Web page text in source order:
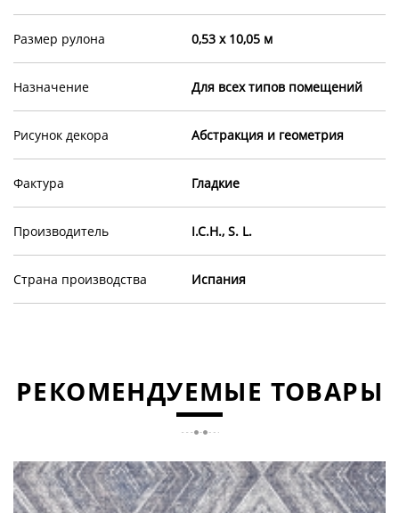
Размер рулона 0,53 х 10,05 м
Назначение Для всех типов помещений
Рисунок декора Абстракция и геометрия
Фактура Гладкие
Производитель I.C.H., S. L.
Страна производства Испания
РЕКОМЕНДУЕМЫЕ ТОВАРЫ